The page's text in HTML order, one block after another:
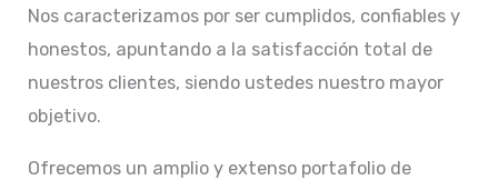
Nos caracterizamos por ser cumplidos, confiables y
honestos, apuntando a la satisfacción total de
nuestros clientes, siendo ustedes nuestro mayor
objetivo.
Ofrecemos un amplio y extenso portafolio de